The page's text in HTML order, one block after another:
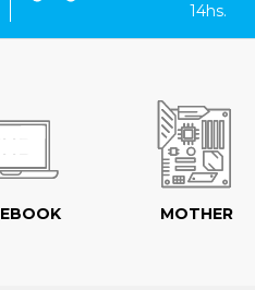
14hs.
MOTHER